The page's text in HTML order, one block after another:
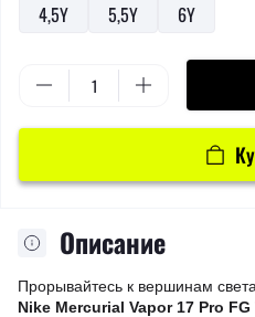
4,5Y
5,5Y 6Y
Описание
Прорывайтесь к вершинам
Nike Mercurial Vapor 17 Pro